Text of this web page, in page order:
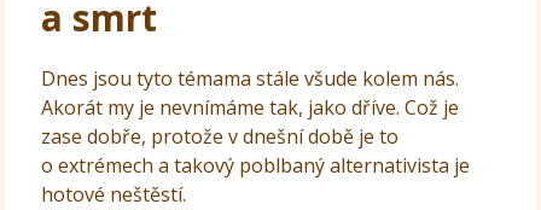
a smrt
Dnes jsou tyto témama stále všude kolem nás.
Akorát my je nevnímáme tak, jako dříve. Což je
zase dobře, protože v dnešní době je to
o extrémech a takový poblbaný alternativista je
hotové neštěstí.